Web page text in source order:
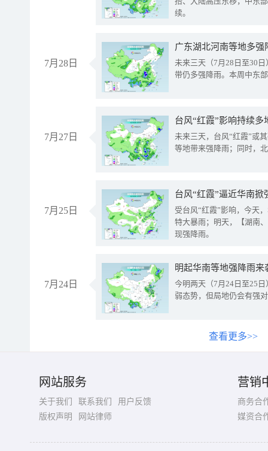
续。
7月28日
广东湖北河南等地多
未来三天（7月28日至30
带仍多强降雨。本周中东
7月27日
台风“红霞”影响持续
未来三天，台风“红霞”或
等地带来强降雨；同时，
7月25日
台风“红霞”逼近华南
受台风“红霞”影响，今天
特大暴雨；明天，【湖南
现强降雨。
7月24日
明起华南等地强降雨
今明两天（7月24日至25
弱态势，但局地仍会有强
查看更多>>
网站服务
关于我们 联系我们
用户反馈
版权声明
网站律师
营销
商务合
媒资合